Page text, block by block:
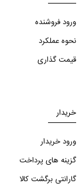
ورود فروشنده
نحوه عملکرد
قیمت گذاری
خریدار
ورود خریدار
گزینه های پرداخت
گارانتی برگشت کالا